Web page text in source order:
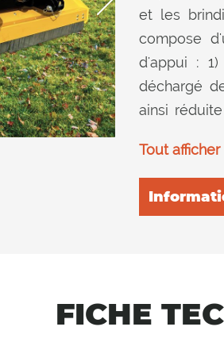
et les
compose
d'appui :
déchargé
ainsi
le hacher
une
Tout afficher
FICHE